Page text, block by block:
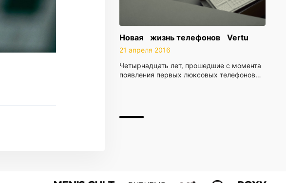
Новая жизнь телефонов Vertu
21 апреля 2016
Четырнадцать лет, прошедшие с момента
появления первых люксовых телефонов…